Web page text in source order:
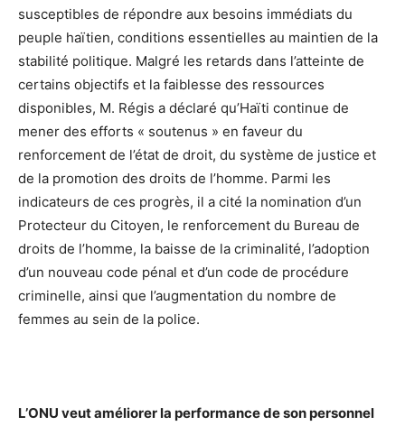
susceptibles de répondre aux besoins immédiats du
peuple haïtien, conditions essentielles au maintien de la
stabilité politique. Malgré les retards dans l’atteinte de
certains objectifs et la faiblesse des ressources
disponibles, M. Régis a déclaré qu’Haïti continue de
mener des efforts « soutenus » en faveur du
renforcement de l’état de droit, du système de justice et
de la promotion des droits de l’homme. Parmi les
indicateurs de ces progrès, il a cité la nomination d’un
Protecteur du Citoyen, le renforcement du Bureau de
droits de l’homme, la baisse de la criminalité, l’adoption
d’un nouveau code pénal et d’un code de procédure
criminelle, ainsi que l’augmentation du nombre de
femmes au sein de la police.
L’ONU veut améliorer la performance de son personnel